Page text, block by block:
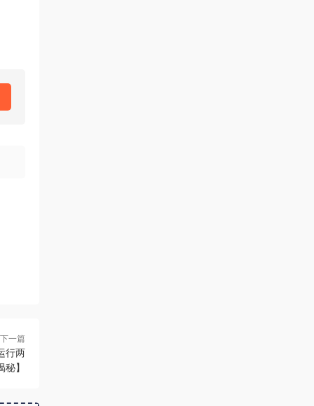
下一篇
行两
】